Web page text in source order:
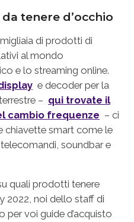
tenere d’occhio
di prodotti di
al mondo
e lo streaming online.
e decoder per la
– qui trovate il
cambio frequenze – ci
chiavette smart come le
soundbar e
quali prodotti tenere
2022, noi dello staff di
voi guide d’acquisto